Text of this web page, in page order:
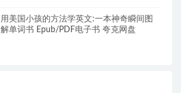
用美国小孩的方法学英文:一本神奇瞬间图
解单词书 Epub/PDF电子书 夸克网盘